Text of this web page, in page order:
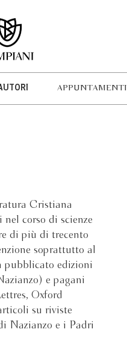
APPUNTAMENTI
Cristiana
corso di scienze
di più di trecento
soprattutto al
pubblicato edizioni
e pagani
Oxford
su riviste
Nazianzo e i Padri